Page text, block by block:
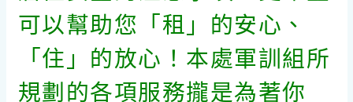
可以幫助您「租」的安心、
「住」的放心！本處軍訓組所
規劃的各項服務攏是為著你